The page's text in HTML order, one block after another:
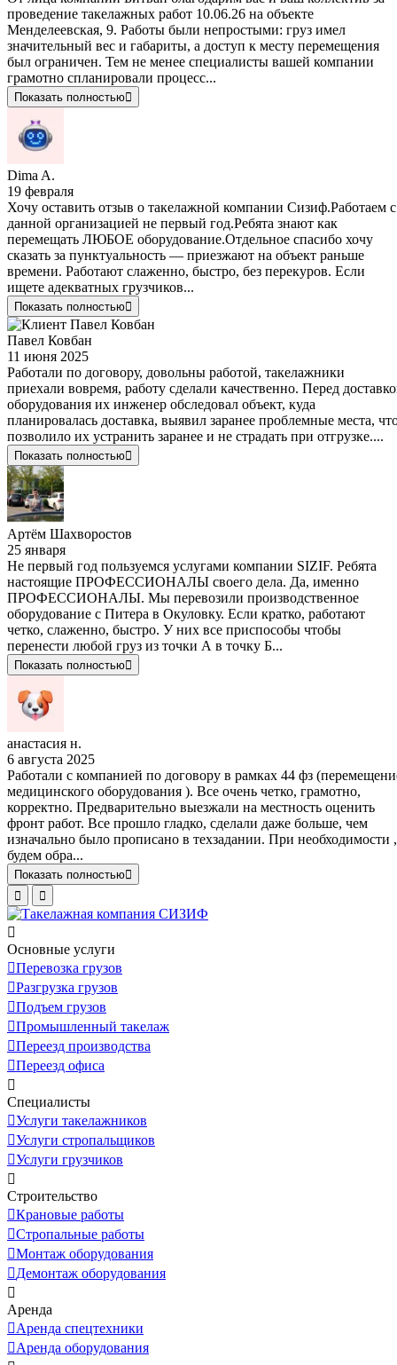
проведение такелажных работ 10.06.26 на объекте
Менделеевская, 9. Работы были непростыми: груз имел
значительный вес и габариты, а доступ к месту перемещения
был ограничен. Тем не менее специалисты вашей компании
грамотно спланировали процесс...
Показать полностью
Dima A.
19 февраля
Хочу оставить отзыв о такелажной компании Сизиф.Работаем с
данной организацией не первый год.Ребята знают как
перемещать ЛЮБОЕ оборудование.Отдельное спасибо хочу
сказать за пунктуальность — приезжают на объект раньше
времени. Работают слаженно, быстро, без перекуров. Если
ищете адекватных грузчиков...
Показать полностью
Павел Ковбан
11 июня 2025
Работали по договору, довольны работой, такелажники
приехали вовремя, работу сделали качественно. Перед
оборудования их инженер обследовал объект, куда
планировалась доставка, выявил заранее проблемные места,
позволило их устранить заранее и не страдать при отгрузке....
Показать полностью
Артём Шахворостов
25 января
Не первый год пользуемся услугами компании SIZIF. Ребята
настоящие ПРОФЕССИОНАЛЫ своего дела. Да, именно
ПРОФЕССИОНАЛЫ. Мы перевозили производственное
оборудование с Питера в Окуловку. Если кратко, работают
четко, слаженно, быстро. У них все приспособы чтобы
перенести любой груз из точки А в точку Б...
Показать полностью
анастасия н.
6 августа 2025
Работали с компанией по договору в рамках 44 фз
медицинского оборудования ). Все очень четко, грамотно,
корректно. Предварительно выезжали на местность оценить
фронт работ. Все прошло гладко, сделали даже больше, чем
изначально было прописано в техзадании. При необходимости ,
будем обра...
Показать полностью
Основные услуги
Перевозка грузов
Разгрузка грузов
Подъем грузов
Промышленный такелаж
Переезд производства
Переезд офиса
Специалисты
Услуги такелажников
Услуги стропальщиков
Услуги грузчиков
Строительство
Крановые работы
Стропальные работы
Монтаж оборудования
Демонтаж оборудования
Аренда
Аренда спецтехники
Аренда оборудования